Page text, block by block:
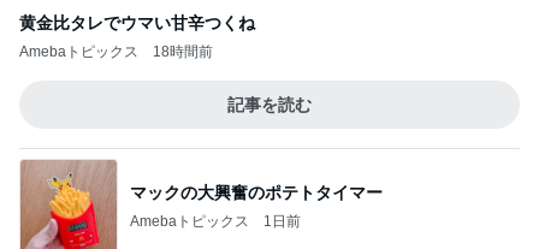
黄金比タレでウマい甘辛つくね
Amebaトピックス 18時間前
記事を読む
マックの大興奮のポテトタイマー
Amebaトピックス 1日前